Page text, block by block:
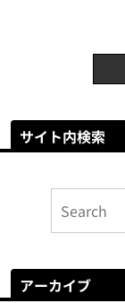
サイト内検索
アーカイブ